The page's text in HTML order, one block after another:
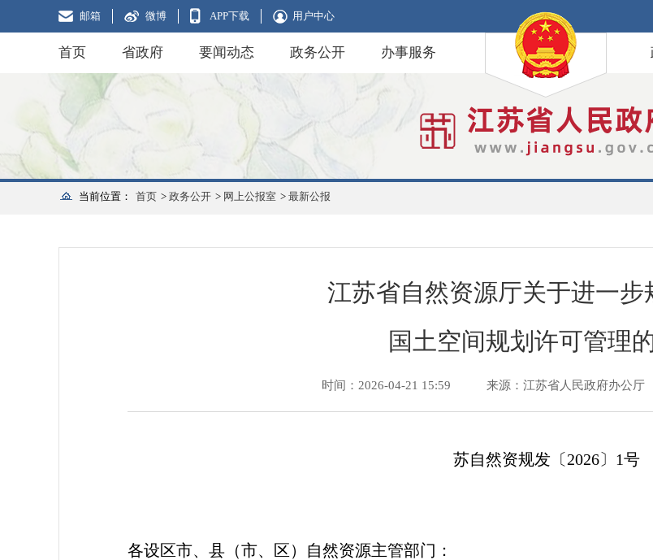
邮箱 微博 APP下载 用户中心
首页 省政府 要闻动态 政务公开 办事服务
当前位置： 首页 > 政务公开 > 网上公报室 > 最新公报
江苏省自然资源厅关于进一步
国土空间规划许可管理
时间：2026-04-21 15:59 来源：江苏省人民政府办公厅
苏自然资规发〔2026〕1号
各设区市、县（市、区）自然资源主管部门：